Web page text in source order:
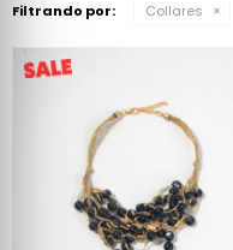
Filtrando por: Collares